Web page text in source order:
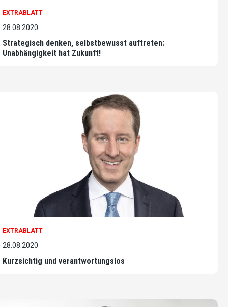
EXTRABLATT
28.08.2020
Strategisch denken, selbstbewusst auftreten:
Unabhängigkeit hat Zukunft!
EXTRABLATT
28.08.2020
Kurzsichtig und verantwortungslos